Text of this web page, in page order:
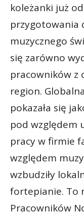
koleżanki już
przygotowania
muzycznego
się zarówno
pracowników z
region.
pokazała się
pod względem
pracy w firmie
względem
wzbudziły
fortepianie. To
Pracowników